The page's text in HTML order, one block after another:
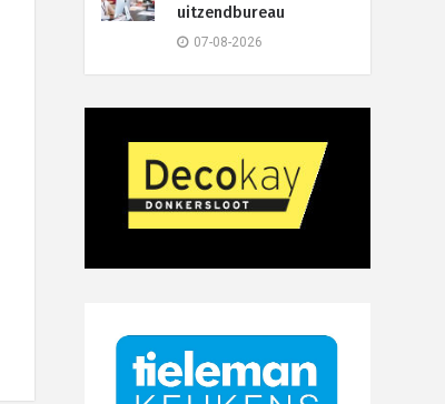
uitzendbureau
07-08-2026